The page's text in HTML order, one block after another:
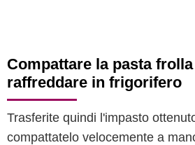
Compattare la pasta
raffreddare in frigorifero
Trasferite quindi l'impasto
compattatelo velocemente a